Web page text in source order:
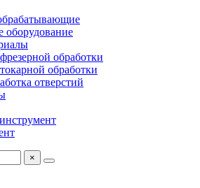
оборудование
обработки
обработки
отверстий
×